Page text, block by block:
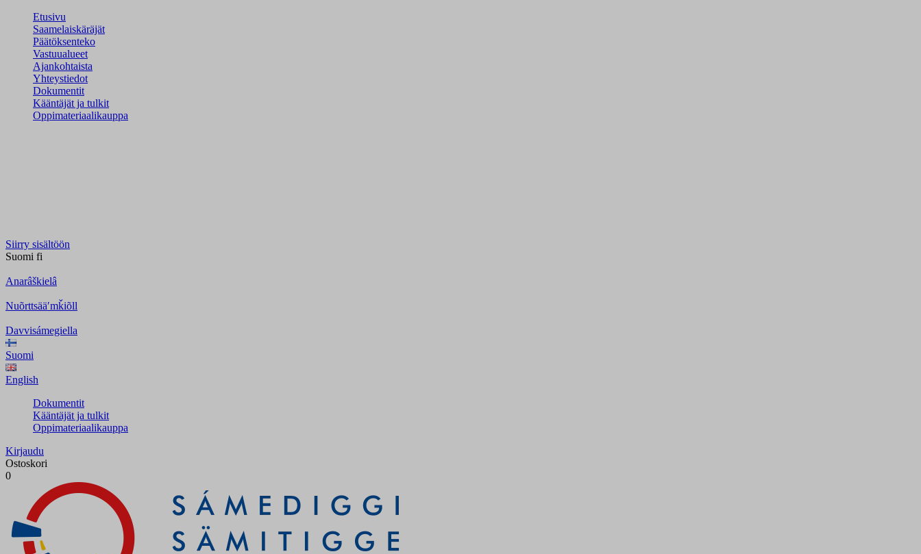
Etusivu
Saamelaiskäräjät
Päätöksenteko
Vastuualueet
Ajankohtaista
Yhteystiedot
Dokumentit
Kääntäjät ja tulkit
Oppimateriaalikauppa
Siirry sisältöön
Suomi fi
Anarâškielâ
Nuõrttsääʹmǩiõll
Davvisámegiella
Suomi
English
Dokumentit
Kääntäjät ja tulkit
Oppimateriaalikauppa
Kirjaudu
Ostoskori
0